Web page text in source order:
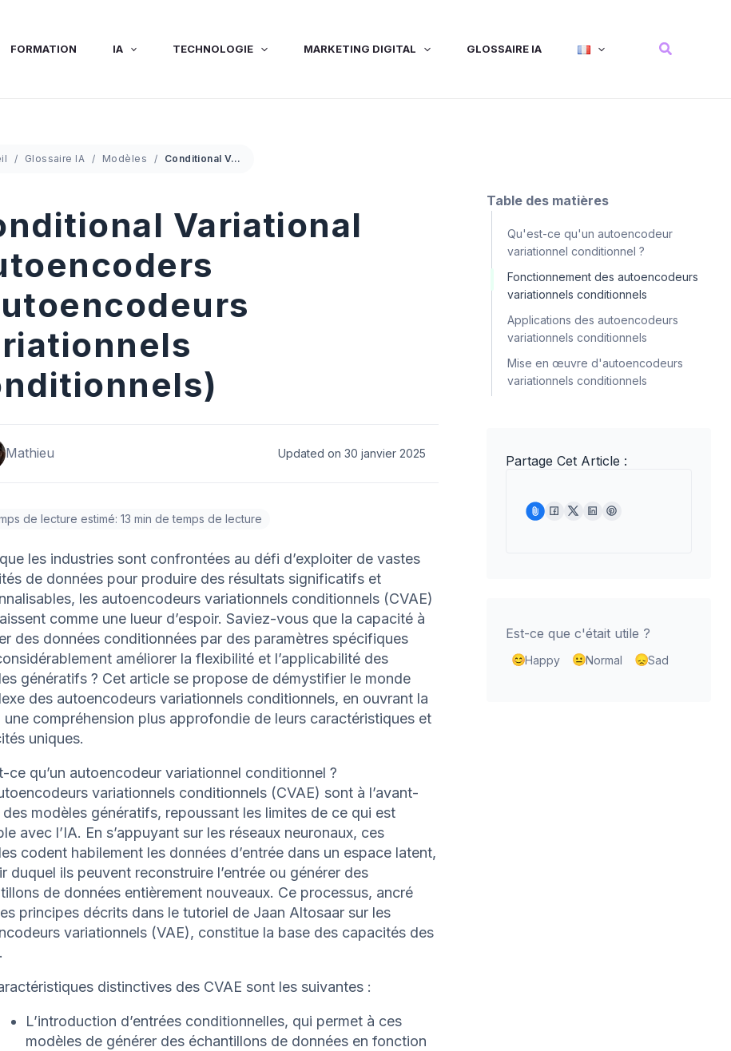
FORMATION IA TECHNOLOGIE MARKETING DIGITAL GLOSSAIRE IA
Glossaire IA Modèles Conditional Variational Autoencoders (Autoencodeurs variationnels conditionnels)
Variational
Mathieu Updated on 30 janvier 2025
de lecture estimé: 13 min de temps de lecture
les industries sont confrontées au défi d’exploiter de vastes
de données pour produire des résultats significatifs et
les autoencodeurs variationnels conditionnels (CVAE)
comme une lueur d’espoir. Saviez-vous que la capacité à
des données conditionnées par des paramètres spécifiques
améliorer la flexibilité et l’applicabilité des
génératifs ? Cet article se propose de démystifier le monde
des autoencodeurs variationnels conditionnels, en ouvrant la
une compréhension plus approfondie de leurs caractéristiques et
uniques.
ce qu’un autoencodeur variationnel conditionnel ?
variationnels conditionnels (CVAE) sont à l’avant-
des modèles génératifs, repoussant les limites de ce qui est
avec l’IA. En s’appuyant sur les réseaux neuronaux, ces
codent habilement les données d’entrée dans un espace latent,
duquel ils peuvent reconstruire l’entrée ou générer des
de données entièrement nouveaux. Ce processus, ancré
principes décrits dans le tutoriel de Jaan Altosaar sur les
variationnels (VAE), constitue la base des capacités des
distinctives des CVAE sont les suivantes :
L’introduction d’entrées conditionnelles, qui permet à ces
modèles de générer des échantillons de données en fonction
Table des matières
Qu'est-ce qu'un autoencodeur
variationnel conditionnel ?
Fonctionnement des autoencodeurs
variationnels conditionnels
Applications des autoencodeurs
variationnels conditionnels
Mise en œuvre d'autoencodeurs
variationnels conditionnels
Partage Cet Article :
Est-ce que c'était utile ?
Happy Normal Sad